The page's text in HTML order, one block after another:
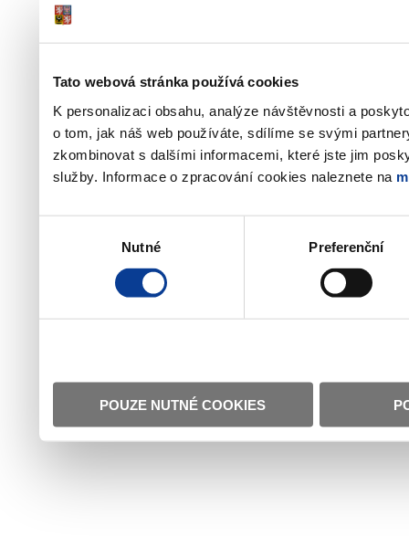
Tato webová stránka používá cookies
K personalizaci obsahu, analýze návštěvnosti a
o tom, jak náš web používáte, sdílíme se svými
zkombinovat s dalšími informacemi, které jste jim
služby. Informace o zpracování cookies naleznete na
Nutné Preferenční
POUZE NUTNÉ COOKIES